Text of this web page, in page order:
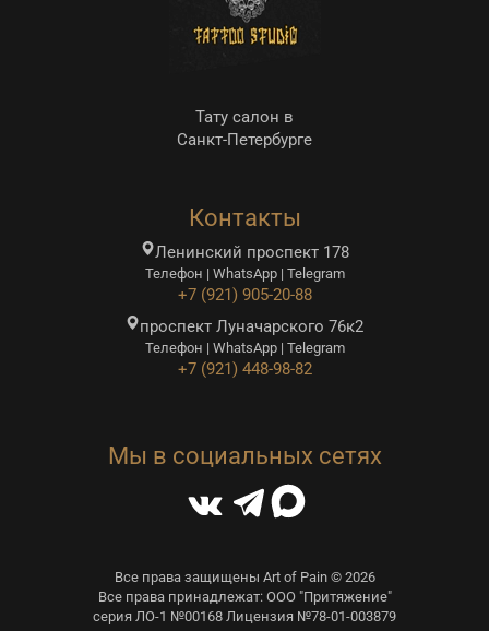
Тату салон в
Санкт-Петербурге
Контакты
Ленинский проспект 178
Телефон | WhatsApp | Telegram
+7 (921) 905-20-88
проспект Луначарского 76к2
Телефон | WhatsApp | Telegram
+7 (921) 448-98-82
Мы в социальных сетях
Все права защищены Art of Pain © 2026
Все права принадлежат: ООО "Притяжение"
серия ЛО-1 №00168 Лицензия №78-01-003879